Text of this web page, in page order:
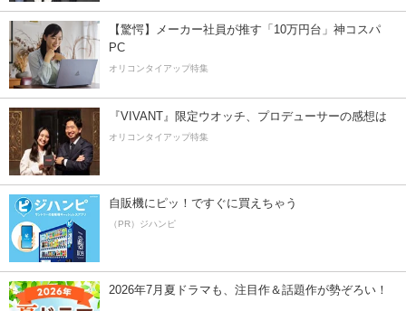
【驚愕】メーカー社員が推す「10万円台」神コスパ
PC
オリコンタイアップ特集
『VIVANT』限定ウオッチ、プロデューサーの感想は
オリコンタイアップ特集
自販機にピッ！ですぐに買えちゃう
（PR）ジハンピ
2026年7月夏ドラマも、注目作＆話題作が勢ぞろい！